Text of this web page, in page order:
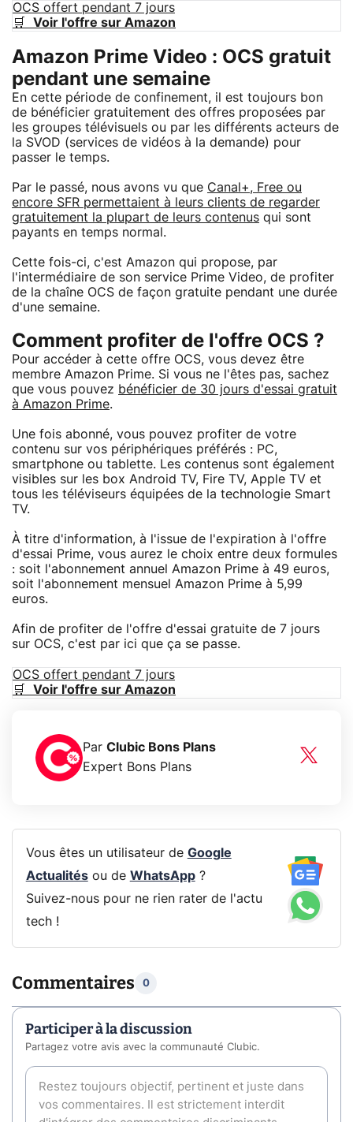
OCS offert pendant 7 jours
🛒 Voir l'offre sur Amazon
Amazon Prime Video : OCS gratuit
pendant une semaine
En cette période de confinement, il est toujours bon
de bénéficier gratuitement des offres proposées par
les groupes télévisuels ou par les différents acteurs de
la SVOD (services de vidéos à la demande) pour
passer le temps.
Par le passé, nous avons vu que Canal+, Free ou
encore SFR permettaient à leurs clients de regarder
gratuitement la plupart de leurs contenus qui sont
payants en temps normal.
Cette fois-ci, c'est Amazon qui propose, par
l'intermédiaire de son service Prime Video, de profiter
de la chaîne OCS de façon gratuite pendant une durée
d'une semaine.
Comment profiter de l'offre OCS ?
Pour accéder à cette offre OCS, vous devez être
membre Amazon Prime. Si vous ne l'êtes pas, sachez
que vous pouvez bénéficier de 30 jours d'essai gratuit
à Amazon Prime.
Une fois abonné, vous pouvez profiter de votre
contenu sur vos périphériques préférés : PC,
smartphone ou tablette. Les contenus sont également
visibles sur les box Android TV, Fire TV, Apple TV et
tous les téléviseurs équipées de la technologie Smart
TV.
À titre d'information, à l'issue de l'expiration à l'offre
d'essai Prime, vous aurez le choix entre deux formules
: soit l'abonnement annuel Amazon Prime à 49 euros,
soit l'abonnement mensuel Amazon Prime à 5,99
euros.
Afin de profiter de l'offre d'essai gratuite de 7 jours
sur OCS, c'est par ici que ça se passe.
OCS offert pendant 7 jours
🛒 Voir l'offre sur Amazon
Par Clubic Bons Plans
Expert Bons Plans
Vous êtes un utilisateur de Google
Actualitésou de WhatsApp?
Suivez-nous pour ne rien rater de l'actu
tech !
Commentaires 0
Participer à la discussion
Partagez votre avis avec la communauté Clubic.